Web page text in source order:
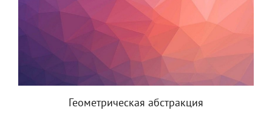
Геометрическая абстракция